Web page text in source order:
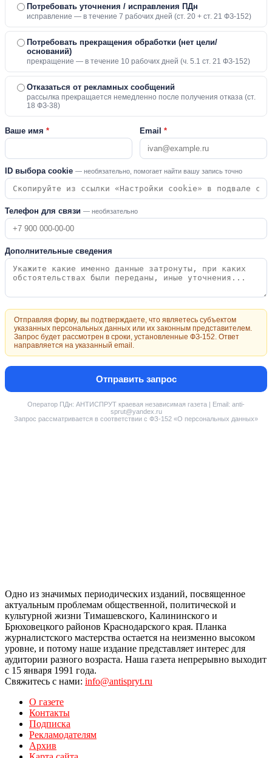
Потребовать уточнения / исправления ПДн
исправление — в течение 7 рабочих дней (ст. 20 + ст. 21 ФЗ-152)
Потребовать прекращения обработки (нет цели/
оснований)
прекращение — в течение 10 рабочих дней (ч. 5.1 ст. 21 ФЗ-152)
Отказаться от рекламных сообщений
рассылка прекращается немедленно после получения отказа (ст.
18 ФЗ-38)
Ваше имя * Email *
ID выбора cookie — необязательно, помогает найти вашу запись точно
Телефон для связи — необязательно
Дополнительные сведения
Отправляя форму, вы подтверждаете, что являетесь субъектом
указанных персональных данных или их законным представителем.
Запрос будет рассмотрен в сроки, установленные ФЗ-152. Ответ
направляется на указанный email.
Отправить запрос
Оператор ПДн: АНТИСПРУТ краевая независимая газета | Email: anti-
sprut@yandex.ru
Запрос рассматривается в соответствии с ФЗ-152 «О персональных данных»
Одно из значимых периодических изданий, посвященное
актуальным проблемам общественной, политической и
культурной жизни Тимашевского, Калининского и
Брюховецкого районов Краснодарского края. Планка
журналистского мастерства остается на неизменно высоком
уровне, и потому наше издание представляет интерес для
аудитории разного возраста. Наша газета непрерывно выходит
с 15 января 1991 года.
Свяжитесь с нами: info@antispryt.ru
О газете
Контакты
Подписка
Рекламодателям
Архив